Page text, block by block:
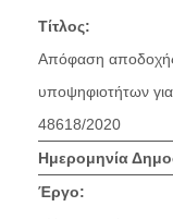
Τίτλος:
Απόφαση
υποψηφιοτήτων
48618/2020
Ημερομηνία
Έργο: